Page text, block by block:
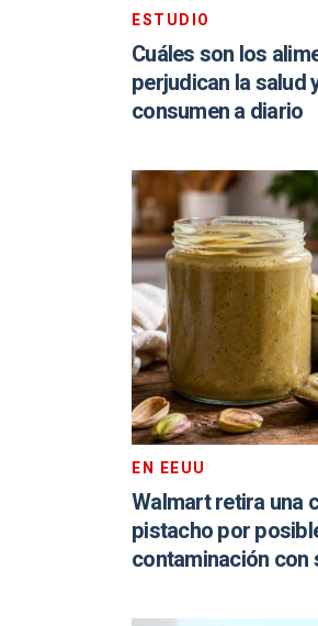
ESTUDIO
Cuáles son los
perjudican la salud
consumen a diario
EN EEUU
Walmart retira una
pistacho por
contaminación con